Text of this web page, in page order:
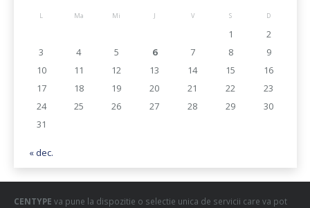
L Ma Mi J V S D
1
2
3
4 5 6 7 8
9
10
11 12 13 14 15
16
17
18 19 20 21 22
23
24
25 26 27 28 29
30
31
« dec.
CENTYPE va pune la dispozitie o selectie unica de servicii care va pot